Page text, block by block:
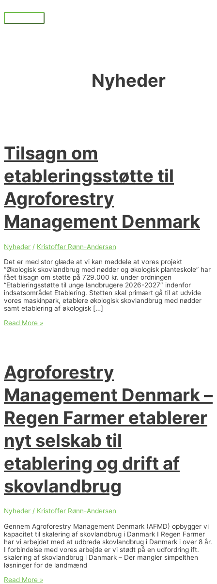
til
indholdetHovedmenu
Nyheder
Tilsagn om
etableringsstøtte til
Agroforestry
Management Denmark
Nyheder / Kristoffer Rønn-Andersen
Det er med stor glæde at vi kan meddele at vores projekt
“Økologisk skovlandbrug med nødder og økologisk planteskole” har
fået tilsagn om støtte på 729.000 kr. under ordningen
“Etableringsstøtte til unge landbrugere 2026-2027″ indenfor
indsatsområdet Etablering. Støtten skal primært gå til at udvide
vores maskinpark, etablere økologisk skovlandbrug med nødder
samt etablering af økologisk […]
Tilsagn
Denmark
Read More »
Agroforestry
Management Denmark –
Regen Farmer etablerer
nyt selskab til
etablering og drift af
skovlandbrug
Nyheder / Kristoffer Rønn-Andersen
Gennem Agroforestry Management Denmark (AFMD) opbygger vi
kapacitet til skalering af skovlandbrug i Danmark I Regen Farmer
har vi arbejdet med at udbrede skovlandbrug i Danmark i over 8 år.
I forbindelse med vores arbejde er vi stødt på en udfordring ift.
skalering af skovlandbrug i Danmark – Der mangler simpelthen
løsninger for de landmænd
Agroforestry
Read More »